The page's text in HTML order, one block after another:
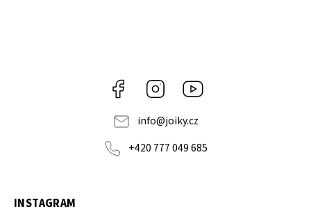
Facebook Instagram
info@joiky.cz
+420 777 049 685
INSTAGRAM